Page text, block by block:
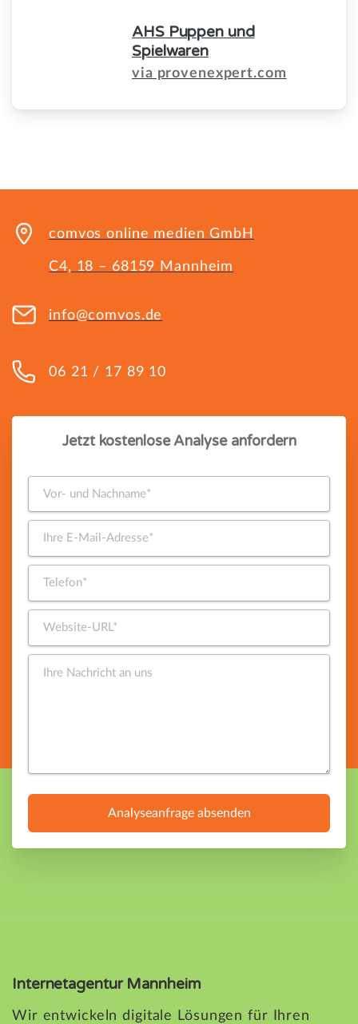
AHS Puppen und
Spielwaren
via provenexpert.com
comvos online medien GmbH
C4, 18 – 68159 Mannheim
info@comvos.de
06 21 / 17 89 10
Jetzt kostenlose Analyse anfordern
Internetagentur Mannheim
Wir entwickeln digitale Lösungen für Ihren